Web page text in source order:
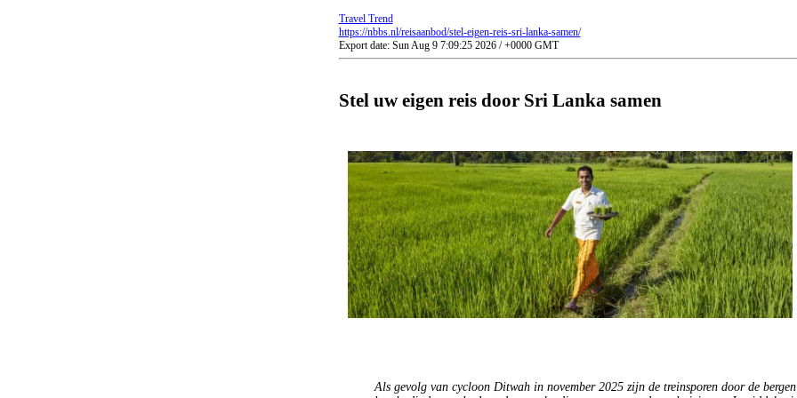
Travel Trend
https://nbbs.nl/reisaanbod/stel-eigen-reis-sri-lanka-samen/
Export date: Sun Aug 9 7:09:25 2026 / +0000 GMT
Stel uw eigen reis door Sri Lanka samen
Als gevolg van cycloon Ditwah in november 2025 zijn de treinsporen door de